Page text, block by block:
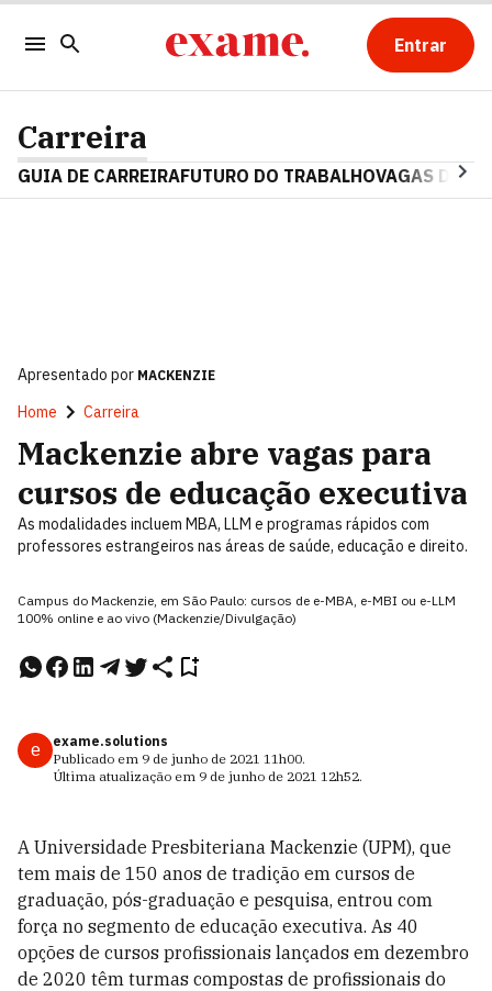
Entrar
Carreira
GUIA DE CARREIRAFUTURO DO TRABALHOVAGAS DE
Apresentado por MACKENZIE
Home Carreira
Mackenzie abre vagas para
cursos de educação executiva
As modalidades incluem MBA, LLM e programas rápidos com
professores estrangeiros nas áreas de saúde, educação e direito.
Campus do Mackenzie, em São Paulo: cursos de e-MBA, e-MBI ou e-LLM
100% online e ao vivo (Mackenzie/Divulgação)
e
exame.solutions
Publicado em 9 de junho de 2021 11h00.
Última atualização em 9 de junho de 2021 12h52.
A Universidade Presbiteriana Mackenzie (UPM), que
tem mais de 150 anos de tradição em cursos de
graduação, pós-graduação e pesquisa, entrou com
força no segmento de educação executiva. As 40
opções de cursos profissionais lançados em dezembro
de 2020 têm turmas compostas de profissionais do